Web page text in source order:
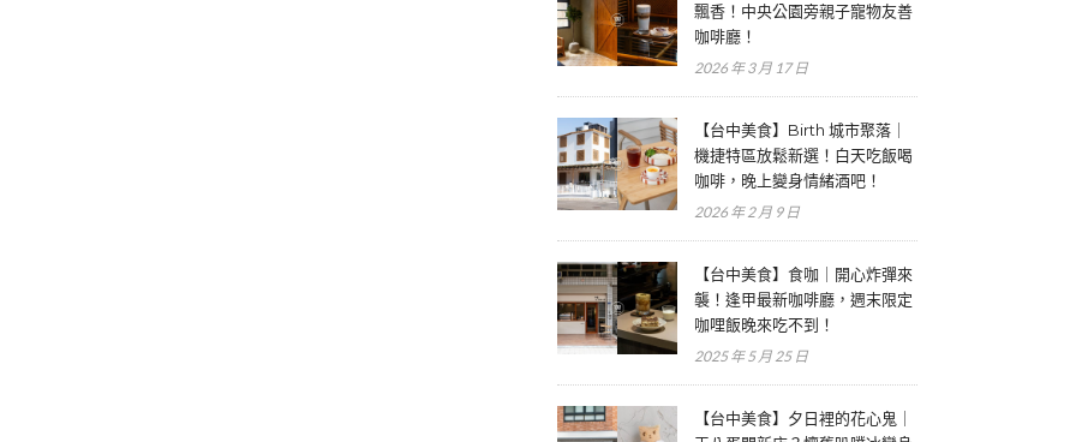
飄香！中央公園旁親子寵物友善
咖啡廳！
2026 年 3 月 17 日
【台中美食】Birth 城市聚落｜
機捷特區放鬆新選！白天吃飯喝
咖啡，晚上變身情緒酒吧！
2026 年 2 月 9 日
【台中美食】食咖｜開心炸彈來
襲！逢甲最新咖啡廳，週末限定
咖哩飯晚來吃不到！
2025 年 5 月 25 日
【台中美食】夕日裡的花心鬼｜